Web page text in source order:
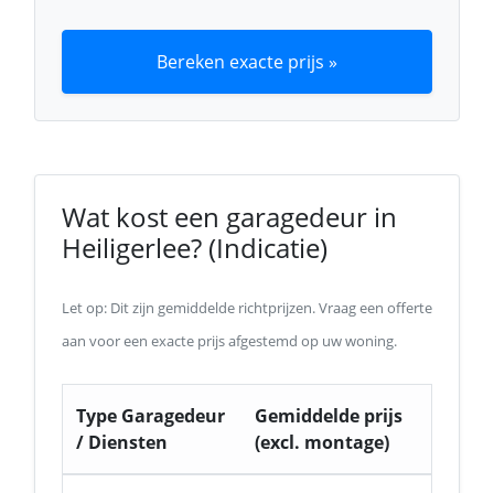
Bereken exacte prijs »
Wat kost een garagedeur in
Heiligerlee? (Indicatie)
Let op: Dit zijn gemiddelde richtprijzen. Vraag een offerte
aan voor een exacte prijs afgestemd op uw woning.
Type Garagedeur
/ Diensten
Gemiddelde prijs
(excl. montage)